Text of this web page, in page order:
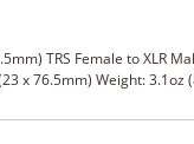
TRS Female to XLR
x 76.5mm) Weight: 3.1oz